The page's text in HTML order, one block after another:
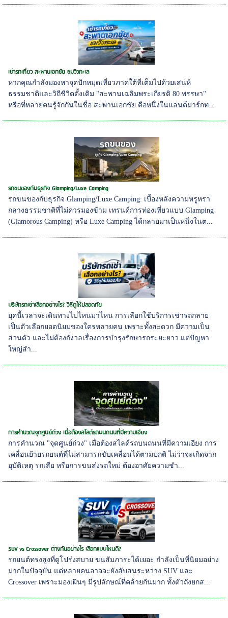
เช่ารถเที่ยว สะพานเอกชัย ชมวิวทะเล
หากคุณกำลังมองหาจุดปักหมุดเที่ยวภาคใต้ที่เต็มไปด้วยเสน่ห์
ธรรมชาติและวิถีชีวิตดั้งเดิม "สะพานเฉลิมพระเกียรติ 80 พรรษา"
หรือที่หลายคนรู้จักกันในชื่อ สะพานเอกชัย คือหนึ่งในแลนด์มาร์กท...
รถขนของกับธุรกิจ Glamping/Luxe Camping
รถขนของกับธุรกิจ Glamping/Luxe Camping: เบื้องหลังความหรูหรา
กลางธรรมชาติที่ไม่ควรมองข้าม เทรนด์การท่องเที่ยวแบบ Glamping
(Glamorous Camping) หรือ Luxe Camping ได้กลายมาเป็นหนึ่งในต...
บริษัทรถเช่าเลือกอย่างไร? วิธีดูให้ปลอดภัย
ยุคนี้เวลาจะเดินทางไปไหนมาไหน การเลือกใช้บริการเช่ารถกลาย
เป็นตัวเลือกยอดนิยมของใครหลายคน เพราะทั้งสะดวก มีความเป็น
ส่วนตัว และไม่ต้องกังวลเรื่องการบำรุงรักษารถระยะยาว แต่ปัญหา
ใหญ่สำ...
การคำนวณจุดศูนย์ถ่วง เมื่อต้องสไลด์รถบนถนนที่มีความเอียง
การคำนวณ "จุดศูนย์ถ่วง" เมื่อต้องสไลด์รถบนถนนที่มีความเอียง การ
เคลื่อนย้ายรถยนต์ที่ไม่สามารถขับเคลื่อนได้ตามปกติ ไม่ว่าจะเกิดจาก
อุบัติเหตุ รถเสีย หรือการขนส่งรถใหม่ ต้องอาศัยความชำ...
SUV vs Crossover ต่างกันอย่างไร เลือกแบบไหนดี?
รถยนต์ทรงสูงที่ดูโปร่งสบาย ขนสัมภาระได้เยอะ กำลังเป็นที่นิยมอย่าง
มากในปัจจุบัน แต่หลายคนอาจจะยังสับสนระหว่าง SUV และ
Crossover เพราะมองเผินๆ มีรูปลักษณ์ที่คล้ายกันมาก ทั้งตัวถังยกส...